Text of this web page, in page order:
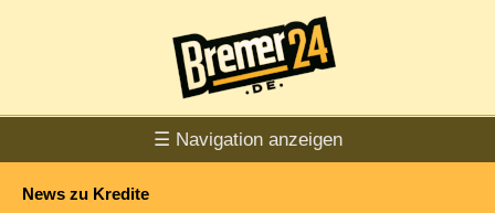
☰ Navigation anzeigen
News zu Kredite